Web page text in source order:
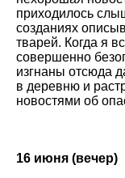
приходилось
созданиях
тварей. Когда я
совершенно
изгнаны отсюда
в деревню и
новостями об
16 июня (вечер)